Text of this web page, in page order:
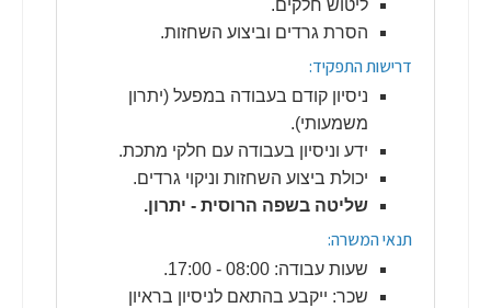
ליטוש חלקים.
הסרת גרדים וביצוע השחזות.
דרישות התפקיד:
ניסיון קודם בעבודה במפעל (יתרון
משמעותי).
ידע וניסיון בעבודה עם חלקי מתכת.
יכולת ביצוע השחזות וניקוי גרדים.
שליטה בשפה הרוסית - יתרון.
תנאי המשרה:
שעות עבודה: 08:00 - 17:00.
שכר: ייקבע בהתאם לניסיון בראיון